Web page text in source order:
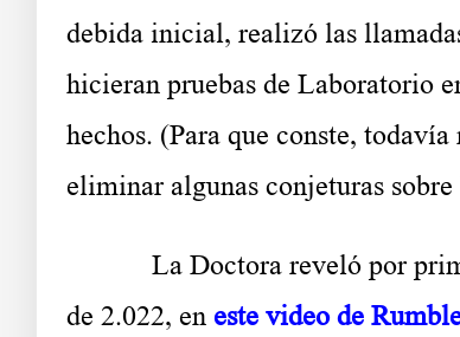
debida inicial, realizó las
hicieran pruebas de Laboratorio
hechos. (Para que conste,
eliminar algunas conjeturas
La Doctora reveló por
de 2.022, en este video de